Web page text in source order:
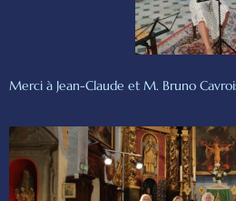
Merci à Jean-Claude et M. Bruno